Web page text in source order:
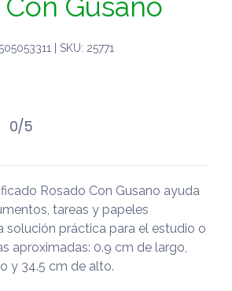
| SKU: 25771
0/5
Rosado Con Gusano ayuda
tareas y papeles
solución práctica para el estudio o
aproximadas: 0.9 cm de largo,
y 34.5 cm de alto.